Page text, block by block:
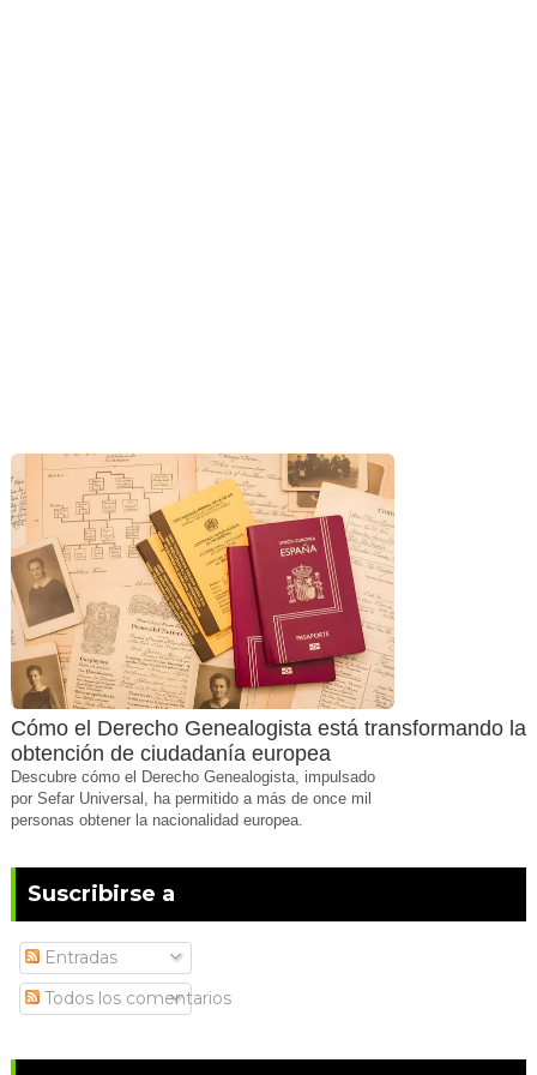
Cómo el Derecho Genealogista está transformando la
obtención de ciudadanía europea
Descubre cómo el Derecho Genealogista, impulsado
por Sefar Universal, ha permitido a más de once mil
personas obtener la nacionalidad europea.
Suscribirse a
Entradas
Todos los comentarios